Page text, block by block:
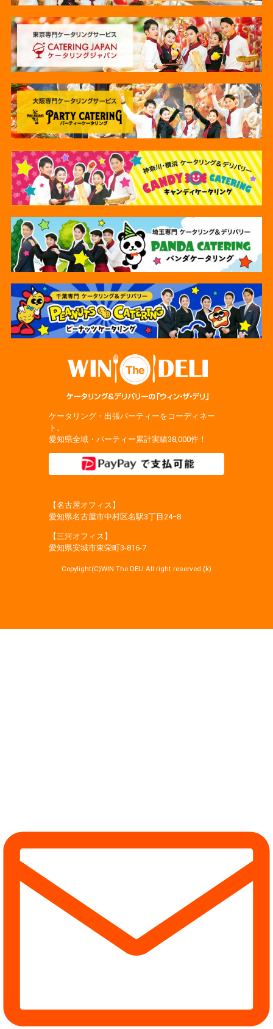
ケータリング・出張パーティーをコーディネー
ト。
愛知県全域・パーティー累計実績38,000件！
【名古屋オフィス】
愛知県名古屋市中村区名駅3丁目24−8
【三河オフィス】
愛知県安城市東栄町3‐816‐7
Copylight(C)WIN The DELI All right reserved.(k)